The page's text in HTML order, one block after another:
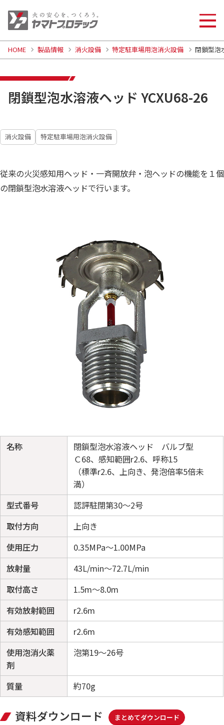
閉鎖型泡水溶液ヘッド YCXU68-26
HOME 製品情報 消火設備 特定駐車場用泡消火設備 閉鎖型泡
消火設備 特定駐車場用泡消火設備
従来の火災感知用ヘッド・一斉開放弁・泡ヘッドの機能を１個
の閉鎖型泡水溶液ヘッドで行います。
名称
閉鎖型泡水溶液ヘッド バルブ型
Ｃ68、感知範囲r2.6、呼称15
（標準r2.6、上向き、発泡倍率5倍未
満）
型式番号
認評駐閉第30～2号
取付方向
上向き
使用圧力
0.35MPa～1.00MPa
放射量
43L/min～72.7L/min
取付高さ
1.5m～8.0m
有効放射範囲
r2.6m
有効感知範囲
r2.6m
使用泡消火薬
剤
泡第19～26号
質量 約70g
資料ダウンロード まとめてダウンロード